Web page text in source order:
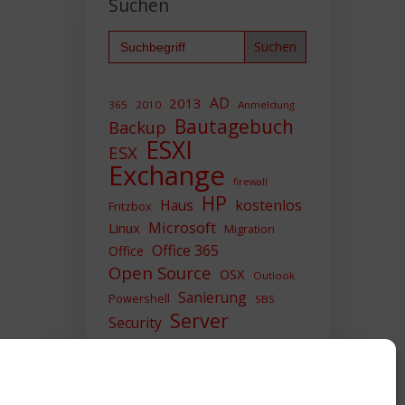
Suchen
Search
for:
365 2010 2013 AD Anmeldung
Backup Bautagebuch
ESX ESXI
Exchange firewall
Fritzbox Haus HP kostenlos
Linux Microsoft Migration
Office Office 365
Open Source OSX Outlook
Powershell Sanierung SBS
Security Server
Sicherheit SIEM